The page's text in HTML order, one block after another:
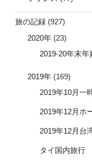
旅の記録 (927)
2020年 (23)
2019-20年末
2019年 (169)
2019年10月一
2019年12月ホ
2019年12月台
タイ国内旅行